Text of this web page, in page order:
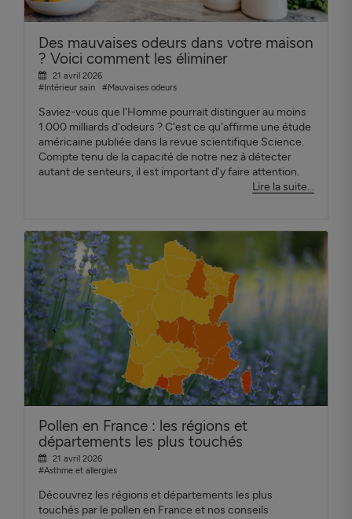
Des mauvaises odeurs dans votre maison
? Voici comment les éliminer
21 avril 2026
#Intérieur sain
#Mauvaises odeurs
Saviez-vous que l'Homme pourrait distinguer au moins
1.000 milliards d'odeurs ? C'est ce qu'affirme une étude
américaine publiée dans la revue scientifique Science.
Compte tenu de la capacité de notre nez à détecter
autant de senteurs, il est important d'y faire attention.
Lire la suite...
Pollen en France : les régions et
départements les plus touchés
21 avril 2026
#Asthme et allergies
Découvrez les régions et départements les plus
touchés par le pollen en France et nos conseils